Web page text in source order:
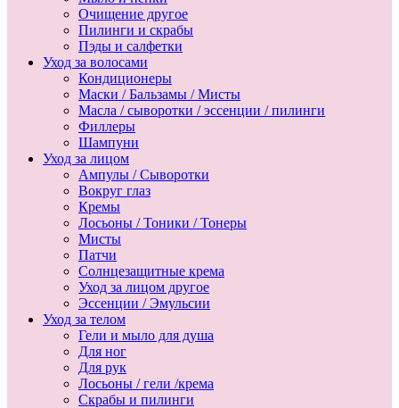
Очищение другое
Пилинги и скрабы
Пэды и салфетки
Уход за волосами
Кондиционеры
Маски / Бальзамы / Мисты
Масла / сыворотки / эссенции / пилинги
Филлеры
Шампуни
Уход за лицом
Ампулы / Сыворотки
Вокруг глаз
Кремы
Лосьоны / Тоники / Тонеры
Мисты
Патчи
Солнцезащитные крема
Уход за лицом другое
Эссенции / Эмульсии
Уход за телом
Гели и мыло для душа
Для ног
Для рук
Лосьоны / гели /крема
Скрабы и пилинги